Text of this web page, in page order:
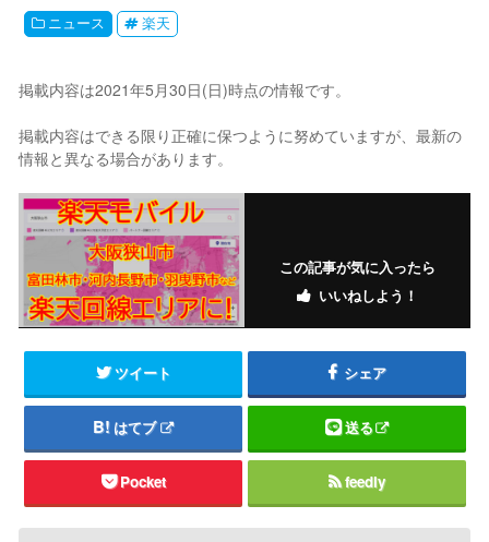
ニュース 楽天
掲載内容は2021年5月30日(日)時点の情報です。
掲載内容はできる限り正確に保つように努めていますが、最新の
情報と異なる場合があります。
この記事が気に入ったら
いいねしよう！
ツイート シェア
はてブ 送る
Pocket feedly